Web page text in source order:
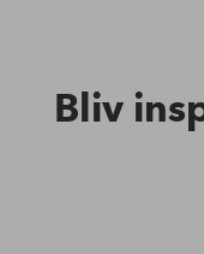
Bliv